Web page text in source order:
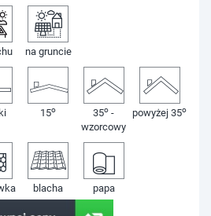
na gruncie
15o 35o -
wzorcowy
powyżej 35o
blacha papa